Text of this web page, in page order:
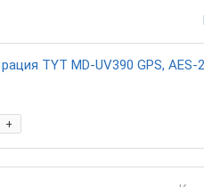
TYT MD-UV390 GPS,
+